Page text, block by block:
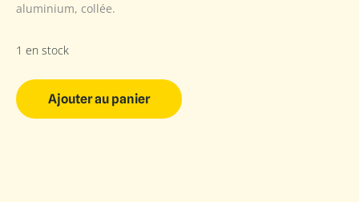
aluminium, collée.
1 en stock
Ajouter au panier